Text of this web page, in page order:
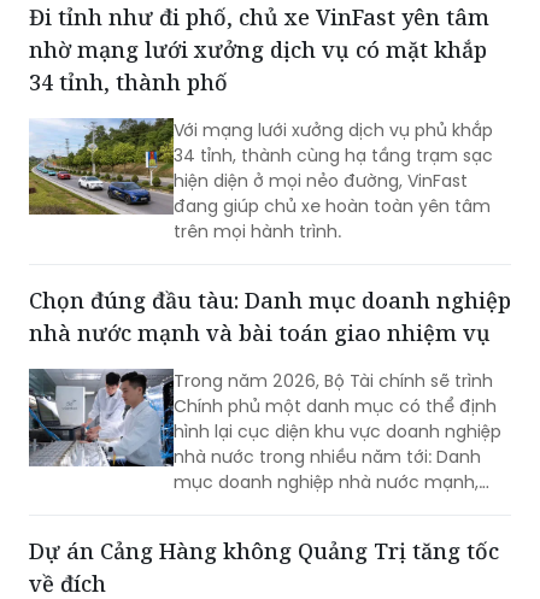
hiệu quả và liên tục tối ưu để biến AI
thành động lực tăng trưởng bền vững.
Đi tỉnh như đi phố, chủ xe VinFast yên tâm
nhờ mạng lưới xưởng dịch vụ có mặt khắp
34 tỉnh, thành phố
Với mạng lưới xưởng dịch vụ phủ khắp
34 tỉnh, thành cùng hạ tầng trạm sạc
hiện diện ở mọi nẻo đường, VinFast
đang giúp chủ xe hoàn toàn yên tâm
trên mọi hành trình.
Chọn đúng đầu tàu: Danh mục doanh nghiệp
nhà nước mạnh và bài toán giao nhiệm vụ
Trong năm 2026, Bộ Tài chính sẽ trình
Chính phủ một danh mục có thể định
hình lại cục diện khu vực doanh nghiệp
nhà nước trong nhiều năm tới: Danh
mục doanh nghiệp nhà nước mạnh,
Dự án Cảng Hàng không Quảng Trị tăng tốc
về đích